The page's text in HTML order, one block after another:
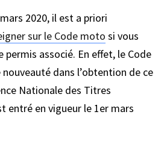
2020, il est a priori
sur le Code moto si vous
permis associé. En effet, le Code
dans l’obtention de ce
Nationale des Titres
entré en vigueur le 1er mars